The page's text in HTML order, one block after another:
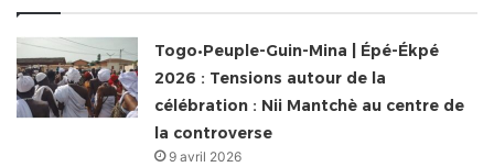
Togo•Peuple-Guin-Mina | Épé-Ékpé
2026 : Tensions autour de la
célébration : Nii Mantchè au centre de
la controverse
9 avril 2026